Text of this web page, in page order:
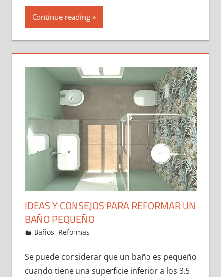
Continue reading
IDEAS Y CONSEJOS PARA REFORMAR UN
BAÑO PEQUEÑO
29 de December de 2021
ideas2021
Baños, Reformas
Se puede considerar que un baño es pequeño
cuando tiene una superficie inferior a los 3.5